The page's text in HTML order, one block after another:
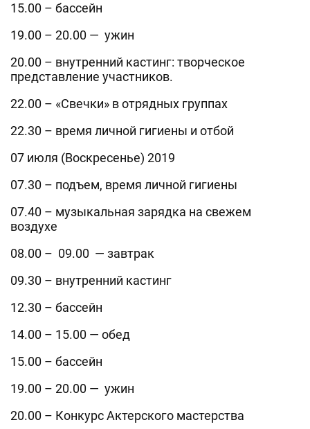
15.00 – бассейн
19.00 – 20.00 — ужин
20.00 – внутренний кастинг: творческое
представление участников.
22.00 – «Свечки» в отрядных группах
22.30 – время личной гигиены и отбой
07 июля (Воскресенье) 2019
07.30 – подъем, время личной гигиены
07.40 – музыкальная зарядка на свежем
воздухе
08.00 – 09.00 — завтрак
09.30 – внутренний кастинг
12.30 – бассейн
14.00 – 15.00 — обед
15.00 – бассейн
19.00 – 20.00 — ужин
20.00 – Конкурс Актерского мастерства